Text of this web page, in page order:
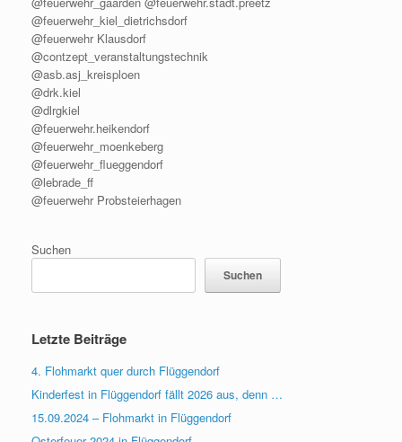
@feuerwehr_kiel_dietrichsdorf
@feuerwehr Klausdorf
@contzept_veranstaltungstechnik
@asb.asj_kreisploen
@drk.kiel
@dlrgkiel
@feuerwehr.heikendorf
@feuerwehr_moenkeberg
@feuerwehr_flueggendorf
@lebrade_ff
@feuerwehr Probsteierhagen
Suchen
Suchen
Letzte Beiträge
4. Flohmarkt quer durch Flüggendorf
Kinderfest in Flüggendorf fällt 2026 aus, denn …
15.09.2024 – Flohmarkt in Flüggendorf